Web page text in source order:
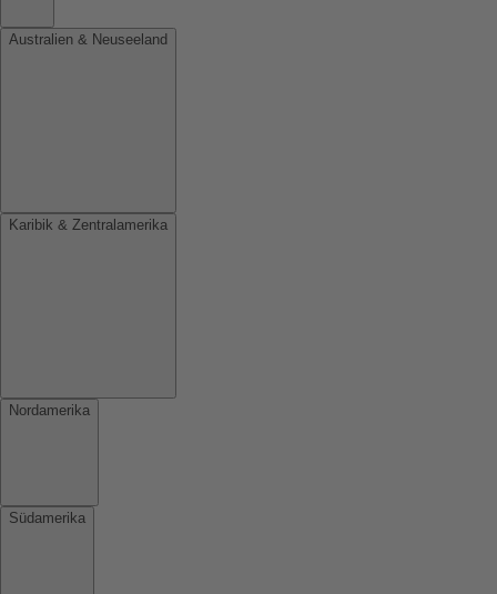
Australien & Neuseeland
Karibik & Zentralamerika
Nordamerika
Südamerika